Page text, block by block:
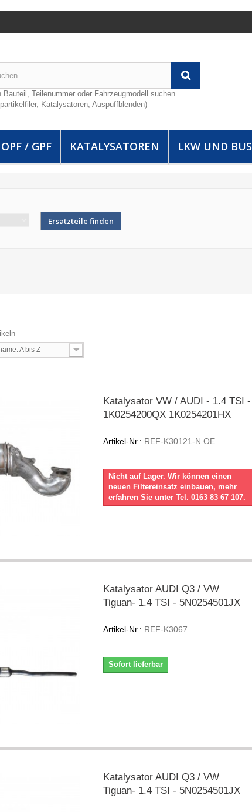
Bauteil, Teilenummer oder Fahrzeugmodell suchen
Katalysatoren, Auspuffblenden)
/ GPF KATALYSATOREN LKW UND BUS
A bis Z
Katalysator VW / AUDI - 1.4 TSI -
1K0254200QX 1K0254201HX
Artikel-Nr.: REF-K30121-N.OE
Nicht auf Lager. Wir können einen
neuen Filtereinsatz einbauen, mehr
erfahren Sie unter Tel. 0163 83 67 107.
Katalysator AUDI Q3 / VW
Tiguan- 1.4 TSI - 5N0254501JX
Artikel-Nr.: REF-K3067
Sofort lieferbar
Katalysator AUDI Q3 / VW
Tiguan- 1.4 TSI - 5N0254501JX